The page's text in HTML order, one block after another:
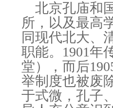
北京孔庙和
所，以及最高
同现代北大、
职能。1901年
堂），而后
举制度也被废
于式微，孔子